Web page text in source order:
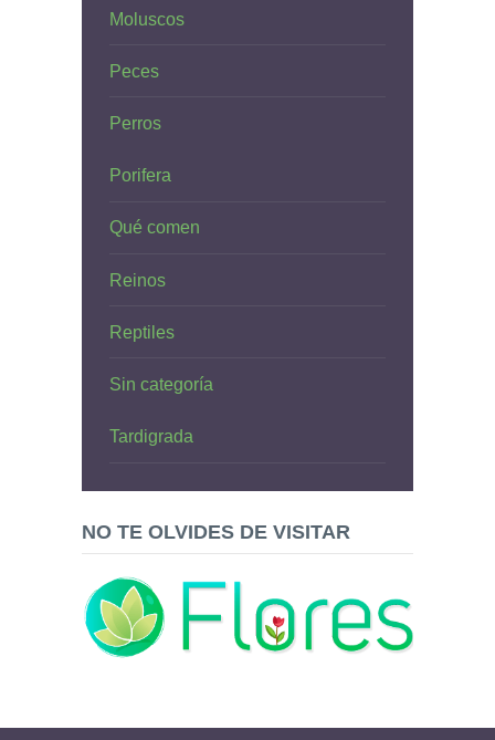
Moluscos
Peces
Perros
Porifera
Qué comen
Reinos
Reptiles
Sin categoría
Tardigrada
NO TE OLVIDES DE VISITAR